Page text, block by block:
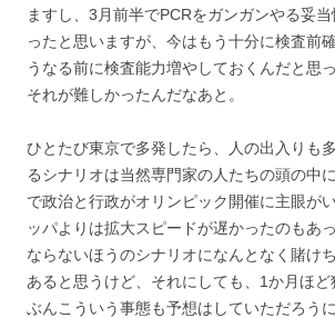
ますし、 3 月前半でPCRをガンガンやる妥
ったと思いますが、今はもう十分に検査前
うなる前に検査能力増やしておくんだと思
それが難しかったんだなあと。
ひとたび東京で多発したら、人の出入りも
るシナリオは当然専門家の人たちの頭の中
で政治と行政がオリンピック開催に主眼が
ッパよりは拡大スピードが遅かったのもあ
ならないほうのシナリオになんとなく賭け
あると思うけど、それにしても、 1か月ほど
ぶんこういう事態も予想はしていただろう